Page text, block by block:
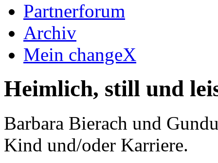
Partnerforum
Archiv
Mein changeX
Heimlich, still und
Barbara Bierach und
Kind und/oder Karriere.